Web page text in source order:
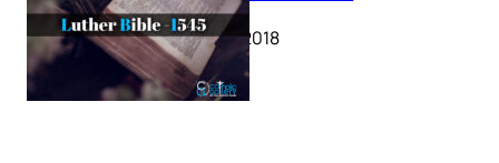
October 17, 2018